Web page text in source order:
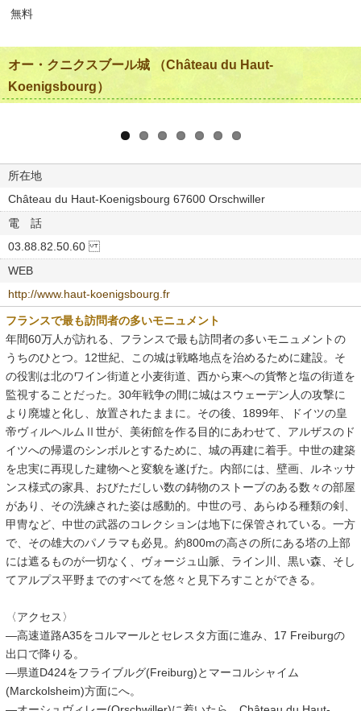
無料
オー・クニクスブール城 （Château du Haut-
Koenigsbourg）
所在地
Château du Haut-Koenigsbourg 67600 Orschwiller
電 話
03.88.82.50.60
WEB
http://www.haut-koenigsbourg.fr
フランスで最も訪問者の多いモニュメント
年間60万人が訪れる、フランスで最も訪問者の多いモニュメントの
うちのひとつ。12世紀、この城は戦略地点を治めるために建設。そ
の役割は北のワイン街道と小麦街道、西から東への貨幣と塩の街道を
監視することだった。30年戦争の間に城はスウェーデン人の攻撃に
より廃墟と化し、放置されたままに。その後、1899年、ドイツの皇
帝ヴィルヘルムⅡ世が、美術館を作る目的にあわせて、アルザスのド
イツへの帰還のシンボルとするために、城の再建に着手。中世の建築
を忠実に再現した建物へと変貌を遂げた。内部には、壁画、ルネッサ
ンス様式の家具、おびただしい数の鋳物のストーブのある数々の部屋
があり、その洗練された姿は感動的。中世の弓、あらゆる種類の剣、
甲冑など、中世の武器のコレクションは地下に保管されている。一方
で、その雄大のパノラマも必見。約800mの高さの所にある塔の上部
には遮るものが一切なく、ヴォージュ山脈、ライン川、黒い森、そし
てアルプス平野までのすべてを悠々と見下ろすことができる。
〈アクセス〉
―高速道路A35をコルマールとセレスタ方面に進み、17 Freiburgの
出口で降りる。
―県道D424をフライブルグ(Freiburg)とマーコルシャイム
(Marckolsheim)方面にへ。